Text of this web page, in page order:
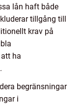
lån haft både
tillgång till
krav på
ha
begränsningar
i